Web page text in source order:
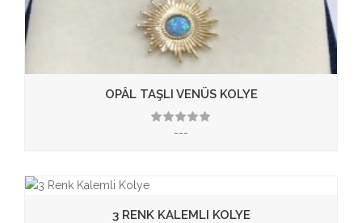
OPÂL TAŞLI VENÜS KOLYE
3.50
---
3 RENK KALEMLI KOLYE